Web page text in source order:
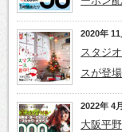
2020年 11
スタジ
スが登場
2022年 4
大阪平